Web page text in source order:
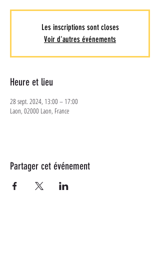
Les inscriptions sont closes
Voir d'autres événements
Heure et lieu
28 sept. 2024, 13:00 – 17:00
Laon, 02000 Laon, France
Partager cet événement